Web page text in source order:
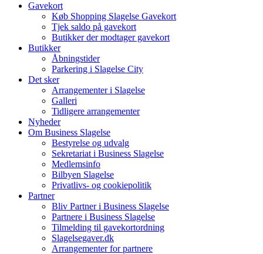
Gavekort
Køb Shopping Slagelse Gavekort
Tjek saldo på gavekort
Butikker der modtager gavekort
Butikker
Åbningstider
Parkering i Slagelse City
Det sker
Arrangementer i Slagelse
Galleri
Tidligere arrangementer
Nyheder
Om Business Slagelse
Bestyrelse og udvalg
Sekretariat i Business Slagelse
Medlemsinfo
Bilbyen Slagelse
Privatlivs- og cookiepolitik
Partner
Bliv Partner i Business Slagelse
Partnere i Business Slagelse
Tilmelding til gavekortordning
Slagelsegaver.dk
Arrangementer for partnere